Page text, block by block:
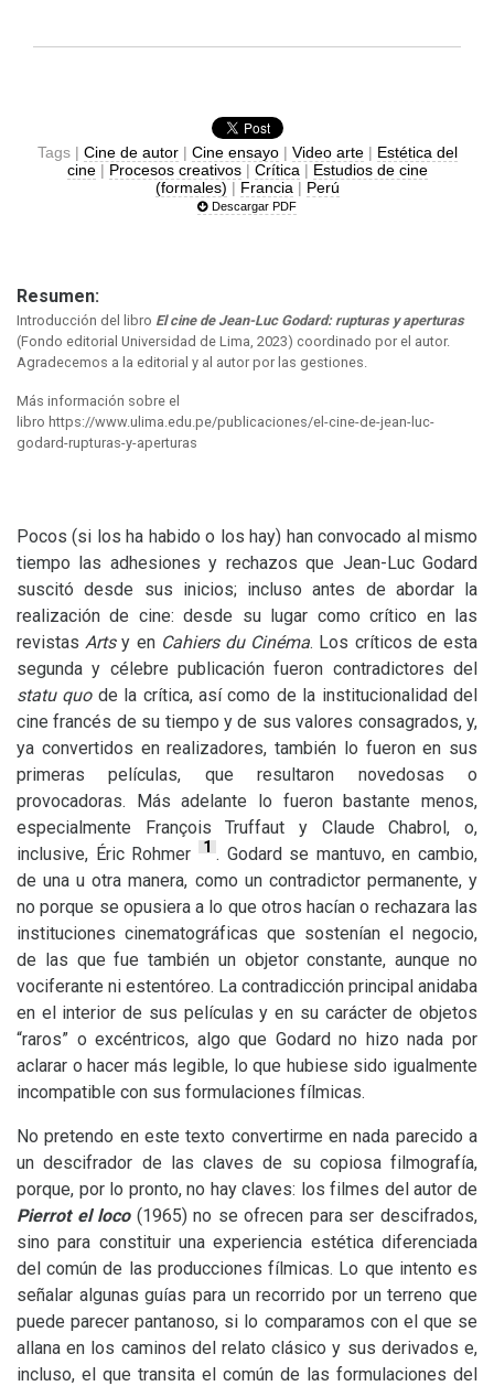
Tags | Cine de autor| Cine ensayo| Video arte| Estética del
cine| Procesos creativos| Crítica | Estudios de cine
(formales) | Francia | Perú
Descargar PDF
Resumen:
Introducción del libro El cine de Jean-Luc Godard: rupturas y aperturas
(Fondo editorial Universidad de Lima, 2023) coordinado por el autor.
Agradecemos a la editorial y al autor por las gestiones.
Más información sobre el
libro https://www.ulima.edu.pe/publicaciones/el-cine-de-jean-luc-
godard-rupturas-y-aperturas
Pocos (si los ha habido o los hay) han convocado al mismo
tiempo las adhesiones y rechazos que Jean-Luc Godard
suscitó desde sus inicios; incluso antes de abordar la
realización de cine: desde su lugar como crítico en las
revistasArtsy en Cahiers du Cinéma. Los críticos de esta
segunda y célebre publicación fueron contradictores del
statu quo de la crítica, así como de la institucionalidad del
cine francés de su tiempo y de sus valores consagrados, y,
ya convertidos en realizadores, también lo fueron en sus
primeras películas, que resultaron novedosas o
provocadoras. Más adelante lo fueron bastante menos,
especialmente François Truffaut y Claude Chabrol, o,
inclusive, Éric Rohmer
1 . Godard se mantuvo, en cambio,
de una u otra manera, como un contradictor permanente, y
no porque se opusiera a lo que otros hacían o rechazara las
instituciones cinematográficas que sostenían el negocio,
de las que fue también un objetor constante, aunque no
vociferante ni estentóreo. La contradicción principal anidaba
en el interior de sus películas y en su carácter de objetos
“raros” o excéntricos, algo que Godard no hizo nada por
aclarar o hacer más legible, lo que hubiese sido igualmente
incompatible con sus formulaciones fílmicas.
No pretendo en este texto convertirme en nada parecido a
un descifrador de las claves de su copiosa filmografía,
porque, por lo pronto, no hay claves: los filmes del autor de
Pierrot el loco (1965) no se ofrecen para ser descifrados,
sino para constituir una experiencia estética diferenciada
del común de las producciones fílmicas. Lo que intento es
señalar algunas guías para un recorrido por un terreno que
puede parecer pantanoso, si lo comparamos con el que se
allana en los caminos del relato clásico y sus derivados e,
incluso, el que transita el común de las formulaciones del